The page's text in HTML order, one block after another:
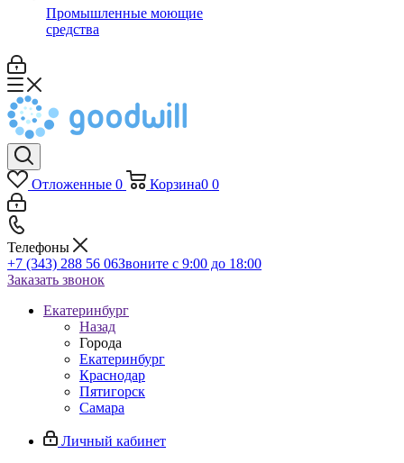
Промышленные моющие
средства
Отложенные 0 Корзина0 0
Телефоны
+7 (343) 288 56 06Звоните с 9:00 до 18:00
Заказать звонок
Екатеринбург
Назад
Города
Екатеринбург
Краснодар
Пятигорск
Самара
Личный кабинет